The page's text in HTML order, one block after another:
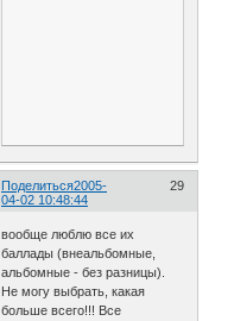
Поделиться 29
2005-
04-02 10:48:44
вообще люблю все их
баллады (внеальбомные,
альбомные - без разницы).
Не могу выбрать, какая
больше всего!!! Все